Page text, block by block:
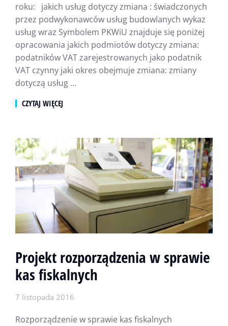
roku: jakich usług dotyczy zmiana : świadczonych
przez podwykonawców usług budowlanych wykaz
usług wraz Symbolem PKWiU znajduje się poniżej
opracowania jakich podmiotów dotyczy zmiana:
podatników VAT zarejestrowanych jako podatnik
VAT czynny jaki okres obejmuje zmiana: zmiany
dotyczą usług …
CZYTAJ WIĘCEJ
Projekt rozporządzenia w sprawie
kas fiskalnych
7 listopada 2016
Rozporządzenie w sprawie kas fiskalnych